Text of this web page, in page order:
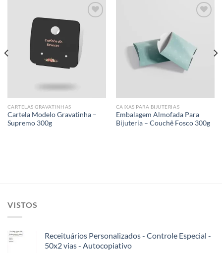
CARTELAS GRAVATINHAS
Cartela Modelo Gravatinha –
Supremo 300g
wishlist
CAIXAS PARA BIJUTERIAS
Embalagem Almofada Para
Bijuteria – Couchê Fosco 300g
VISTOS
Receituários Personalizados - Controle Especial -
50x2 vias - Autocopiativo